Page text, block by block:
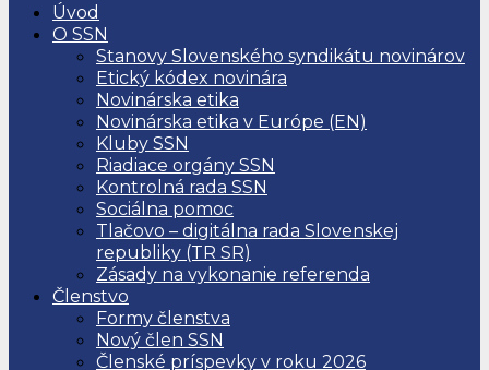
Úvod
O SSN
Stanovy Slovenského syndikátu novinárov
Etický kódex novinára
Novinárska etika
Novinárska etika v Európe (EN)
Kluby SSN
Riadiace orgány SSN
Kontrolná rada SSN
Sociálna pomoc
Tlačovo – digitálna rada Slovenskej
republiky (TR SR)
Zásady na vykonanie referenda
Členstvo
Formy členstva
Nový člen SSN
Členské príspevky v roku 2026